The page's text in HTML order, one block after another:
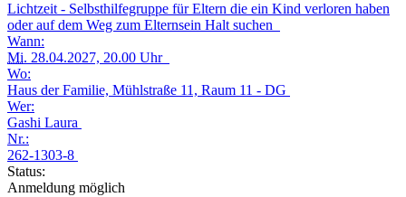
Lichtzeit - Selbsthilfegruppe für Eltern die ein Kind verloren haben
oder auf dem Weg zum Elternsein Halt suchen
Wann:
Mi. 28.04.2027, 20.00 Uhr
Wo:
Haus der Familie, Mühlstraße 11, Raum 11 - DG
Wer:
Gashi Laura
Nr.:
262-1303-8
Status:
Anmeldung möglich